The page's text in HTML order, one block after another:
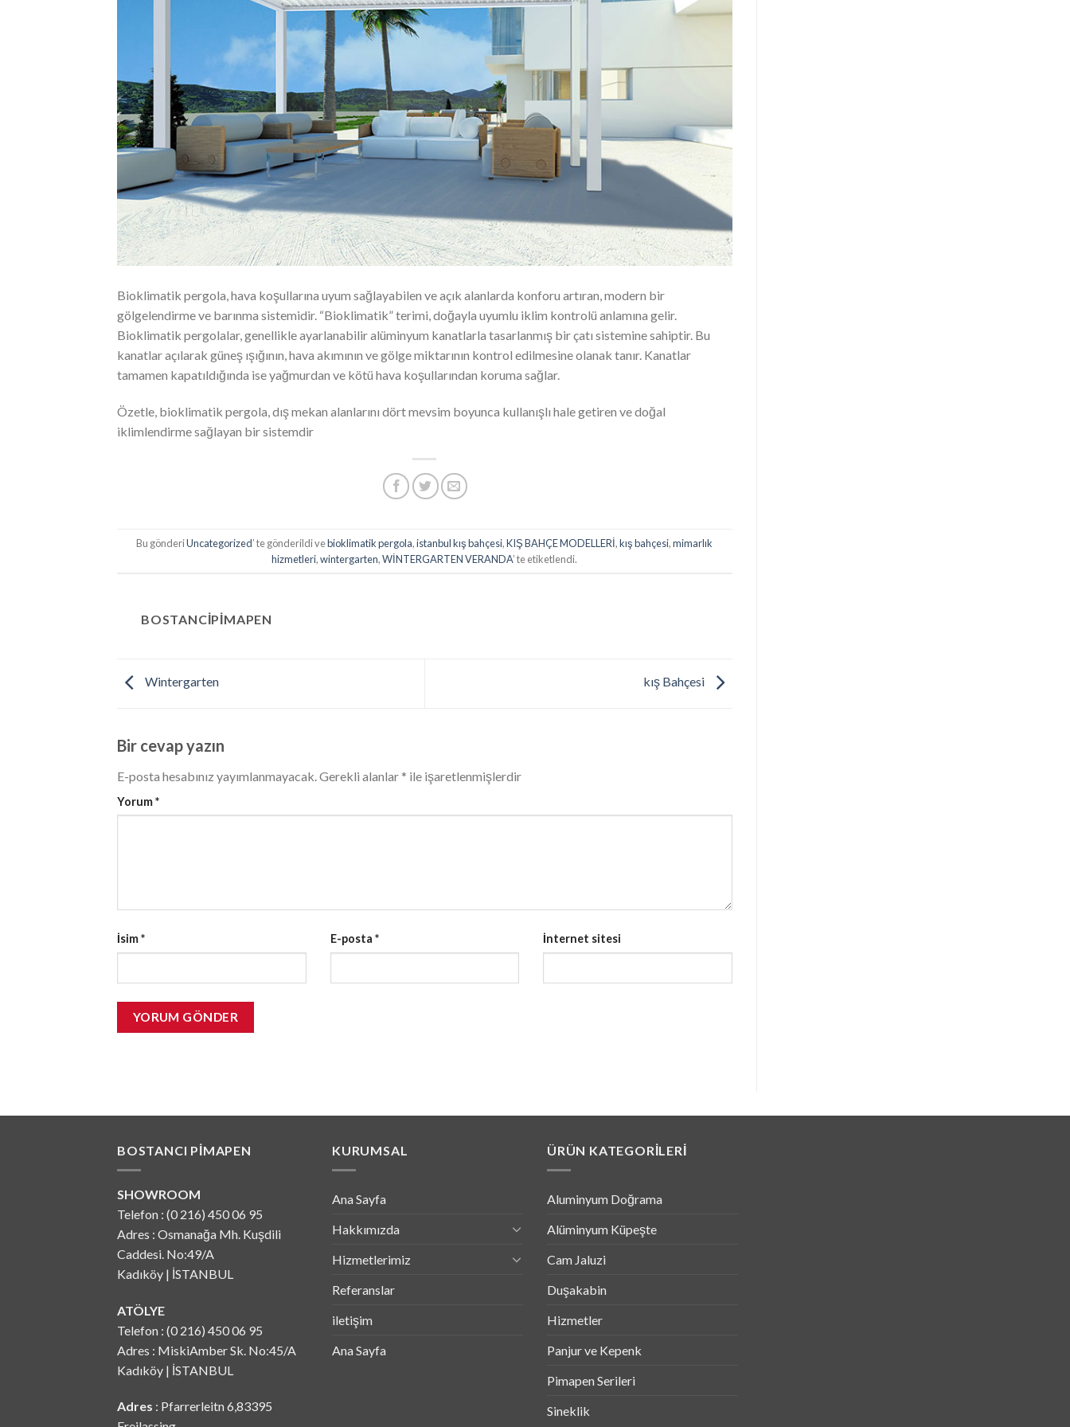
Bioklimatik pergola, hava koşullarına uyum sağlayabilen ve açık alanlarda konforu artıran, modern bir
gölgelendirme ve barınma sistemidir. “Bioklimatik” terimi, doğayla uyumlu iklim kontrolü anlamına gelir.
Bioklimatik pergolalar, genellikle ayarlanabilir alüminyum kanatlarla tasarlanmış bir çatı sistemine sahiptir. Bu
kanatlar açılarak güneş ışığının, hava akımının ve gölge miktarının kontrol edilmesine olanak tanır. Kanatlar
tamamen kapatıldığında ise yağmurdan ve kötü hava koşullarından koruma sağlar.
Özetle, bioklimatik pergola, dış mekan alanlarını dört mevsim boyunca kullanışlı hale getiren ve doğal
iklimlendirme sağlayan bir sistemdir
Bu gönderiUncategorized’ te gönderildi vebioklimatik pergola,istanbul kış bahçesi,KIŞ BAHÇE MODELLERİ,kış bahçesi,mimarlık
hizmetleri,wintergarten,WİNTERGARTEN VERANDA’ te etiketlendi.
BOSTANCIPIMAPEN
Wintergarten kış Bahçesi
Bir cevap yazın
E-posta hesabınız yayımlanmayacak. Gerekli alanlar * ile işaretlenmişlerdir
Yorum*
İsim* E-posta * İnternet sitesi
BOSTANCI PIMAPEN
SHOWROOM
Telefon : (0 216) 450 06 95
Adres : Osmanağa Mh. Kuşdili
Caddesi. No:49/A
Kadıköy | İSTANBUL
ATÖLYE
Telefon : (0 216) 450 06 95
Adres : MiskiAmber Sk. No:45/A
Kadıköy | İSTANBUL
Adres : Pfarrerleitn 6,83395
KURUMSAL
Ana Sayfa
Hakkımızda
Hizmetlerimiz
Referanslar
iletişim
Ana Sayfa
ÜRÜN KATEGORILERI
Aluminyum Doğrama
Alüminyum Küpeşte
Cam Jaluzi
Duşakabin
Hizmetler
Panjur ve Kepenk
Pimapen Serileri
Sineklik